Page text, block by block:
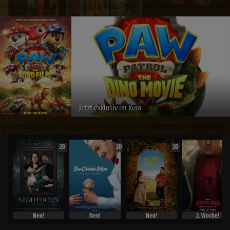
Jetzt exklusiv im Kino
2D
Neu!
2D
Neu!
2D
Neu! 2. Woche!